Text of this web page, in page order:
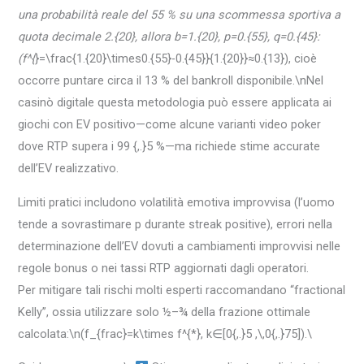
una probabilità reale del 55 % su una scommessa sportiva a
quota decimale 2.{20}, allora b=1.{20}, p=0.{55}, q=0.{45}:
(f^{}=\frac{1.{20}\times0.{55}-0.{45}}{1.{20}}≈0.{13}), cioè
occorre puntare circa il 13 % del bankroll disponibile.\nNel
casinò digitale questa metodologia può essere applicata ai
giochi con EV positivo—come alcune varianti video poker
dove RTP supera i 99 {,.}5 %—ma richiede stime accurate
dell’E​V realizzativo.
Limiti pratici includono volatilità emotiva improvvisa (l’uomo
tende a sovrastimare p durante streak positive), errori nella
determinazione dell’E​V dovuti a cambiamenti improvvisi nelle
regole bonus o nei tassi RTP aggiornati dagli operatori.
Per mitigare tali rischi molti esperti raccomandano “fractional
Kelly”, ossia utilizzare solo ½–¾ della frazione ottimale
calcolata:\n(f_{frac}=k\times f^{*}, k∈[0{,.}5 ,\,0{,.}75]).\